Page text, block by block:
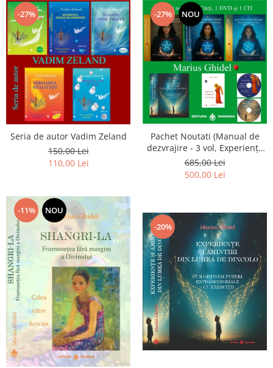
-27%
Seria de autor Vadim Zeland
150,00 Lei
110,00 Lei
-27% NOU
Pachet Noutati (Manual de
dezvrajire - 3 vol, Experiențe
și amintiri, Rugăciunile
Luceafarului de dimineata) -
Marius Ghidel
685,00 Lei
500,00 Lei
-11% NOU
-20%